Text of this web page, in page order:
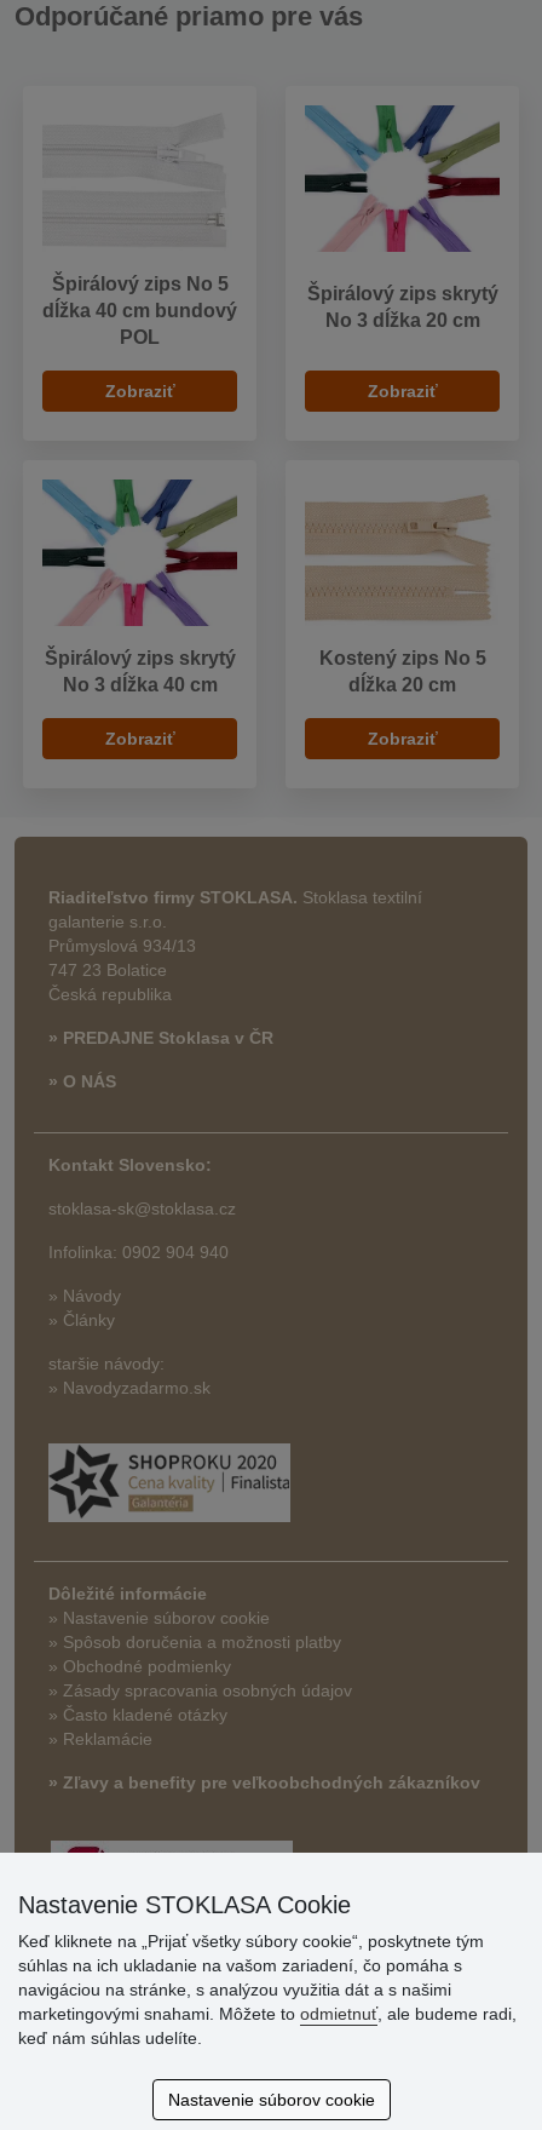
Odporúčané priamo pre vás
Špirálový zips No 5
dĺžka 40 cm bundový
POL
Zobraziť
Špirálový zips skrytý
No 3 dĺžka 20 cm
Zobraziť
Špirálový zips skrytý
No 3 dĺžka 40 cm
Zobraziť
Kostený zips No 5
dĺžka 20 cm
Zobraziť
Riaditeľstvo firmy STOKLASA. Stoklasa textilní
galanterie s.r.o.
Průmyslová 934/13
747 23 Bolatice
Česká republika
» PREDAJNE Stoklasa v ČR
» O NÁS
Kontakt Slovensko:
stoklasa-sk@stoklasa.cz
Infolinka: 0902 904 940
» Návody
» Články
staršie návody:
» Navodyzadarmo.sk
Dôležité informácie
» Nastavenie súborov cookie
» Spôsob doručenia a možnosti platby
» Obchodné podmienky
» Zásady spracovania osobných údajov
» Často kladené otázky
» Reklamácie
» Zľavy a benefity pre veľkoobchodných zákazníkov
Hodnotenia
zákazníkov
Ústretovosť, pohotovosť. Som spokojná.
Nastavenie STOKLASA Cookie
Keď kliknete na „Prijať všetky súbory cookie“, poskytnete tým
súhlas na ich ukladanie na vašom zariadení, čo pomáha s
navigáciou na stránke, s analýzou využitia dát a s našimi
marketingovými snahami. Môžete to odmietnuť, ale budeme radi,
keď nám súhlas udelíte.
Nastavenie súborov cookie